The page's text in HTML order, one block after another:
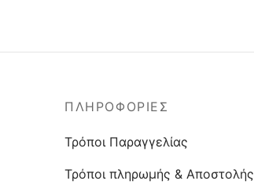
ΠΛΗΡΟΦΟΡΙΕΣ
Τρόποι Παραγγελίας
Τρόποι πληρωμής & Αποστολής